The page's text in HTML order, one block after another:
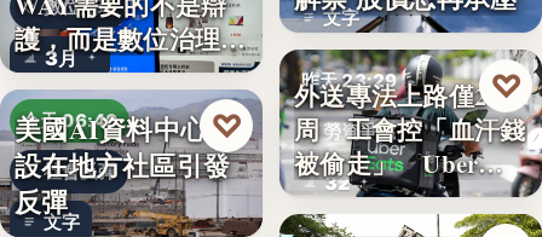
數位治理
3月
護，而是數位治理的
升…
今天 06:40
社會反彈
文字
美國AI資料中心建
設在地方社區引發
反彈
♡
文字
昨天 23:29
勞資爭議
32
外送專法上路僅2
周 工會控「血汗錢
被偷走」 Uber…
♡